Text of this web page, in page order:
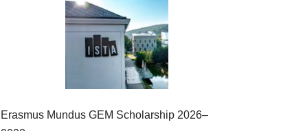
Erasmus Mundus GEM Scholarship 2026–